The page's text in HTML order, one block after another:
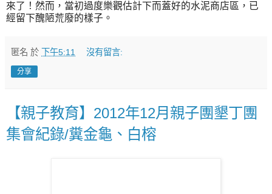
來了！然而，當初過度樂觀估計下而蓋好的水泥商店區，已
經留下醜陋荒廢的樣子。
匿名 於 下午5:11 沒有留言:
分享
【親子教育】2012年12月親子團墾丁團
集會紀錄/糞金龜、白榕